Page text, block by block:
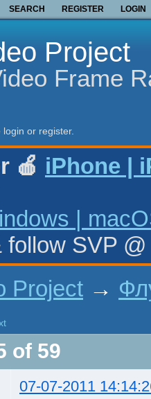
SEARCH REGISTER LOGIN
Project
Frame
login or register.
🍎 iPhone |
|
follow SVP
Project →
of 59
07-07-2011